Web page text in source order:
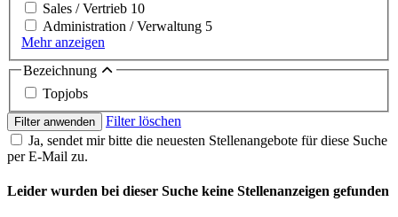
Sales / Vertrieb 10
Administration / Verwaltung 5
Mehr anzeigen
Bezeichnung
Topjobs
Filter anwenden
Filter löschen
Ja, sendet mir bitte die neuesten Stellenangebote für diese Suche
per E-Mail zu.
Leider wurden bei dieser Suche keine Stellenanzeigen gefunden